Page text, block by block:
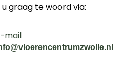
graag te woord via:
mail